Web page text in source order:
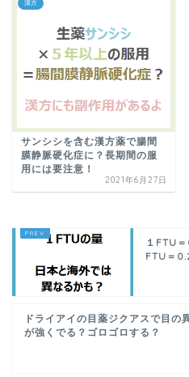
漢方
サンシシを含む漢方薬で腸間
膜静脈硬化症に？長期間の服
用には要注意！
2021年6月27日
１FTU
FTU＝
ドライアイの目薬ジクアスで目の
が強くでる？ゴロゴロする？